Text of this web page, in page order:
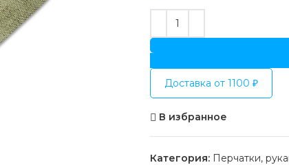
Доставка от 1100 ₽
В избранное
Категория: Перчатки,